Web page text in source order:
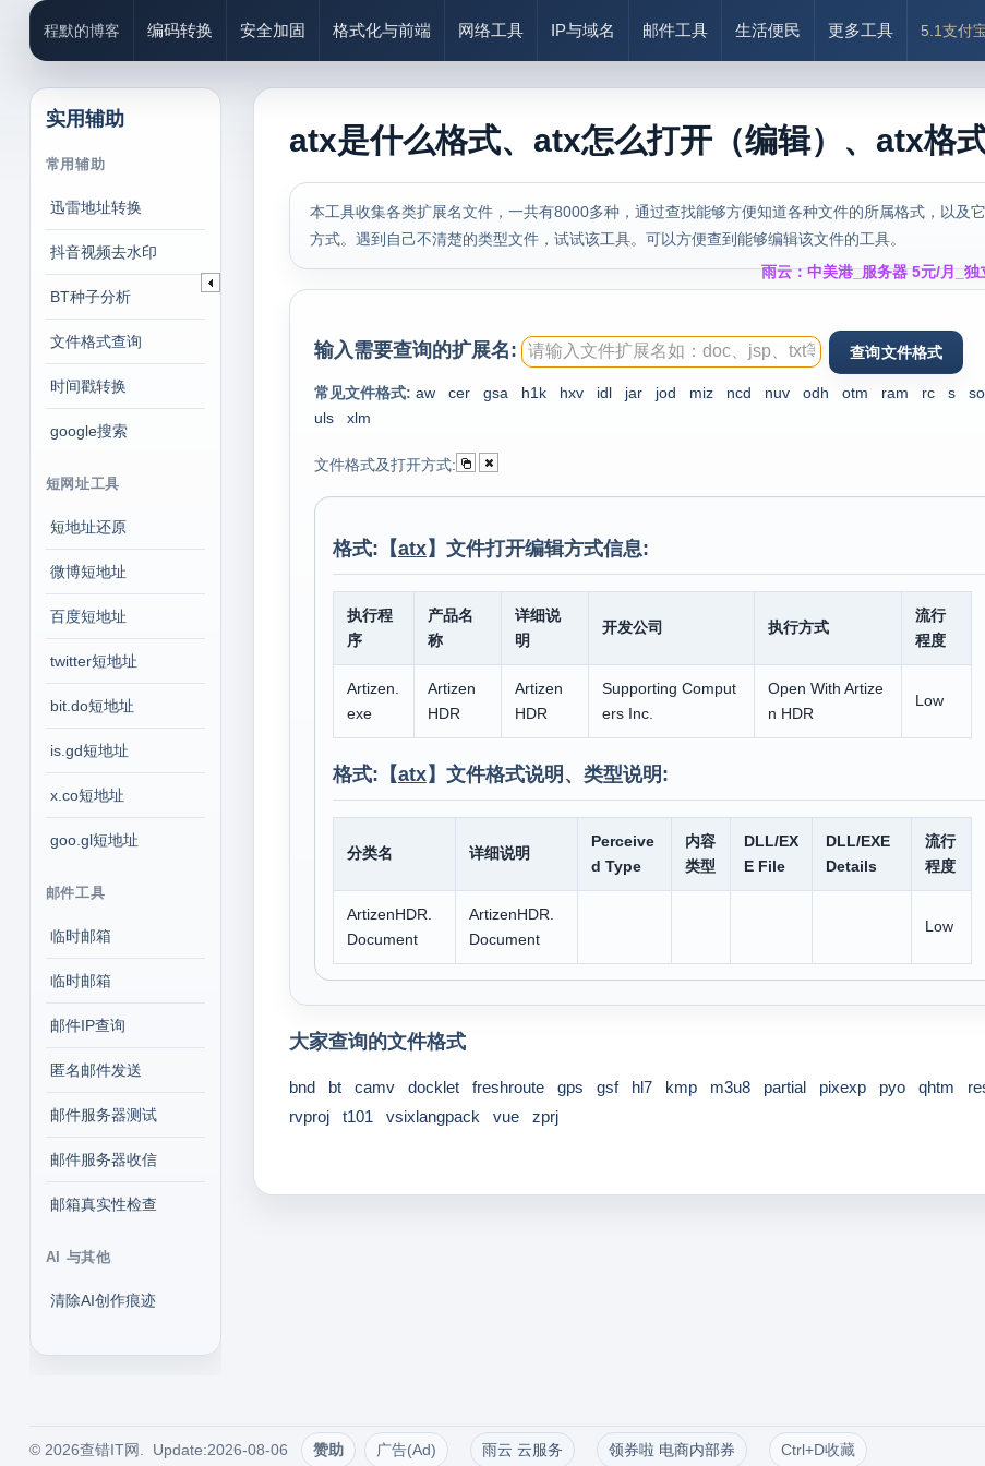
程默的博客 编码转换 安全加固 格式化与前端 网络工具 IP与域名 邮件工具 生活便民 更多工具 5.1支付
实用辅助
常用辅助
迅雷地址转换
抖音视频去水印
BT种子分析
文件格式查询
时间戳转换
google搜索
短网址工具
短地址还原
微博短地址
百度短地址
twitter短地址
bit.do短地址
is.gd短地址
x.co短地址
goo.gl短地址
邮件工具
临时邮箱
临时邮箱
邮件IP查询
匿名邮件发送
邮件服务器测试
邮件服务器收信
邮箱真实性检查
AI 与其他
清除AI创作痕迹
atx是什么格式、atx怎么打开（编辑）、atx格
本工具收集各类扩展名文件，一共有8000多种，通过查找能够方便知道各种文件的所属格式，以及
方式。遇到自己不清楚的类型文件，试试该工具。可以方便查到能够编辑该文件的工具。
雨云：中美港_服务器 5元/月_独
输入需要查询的扩展名:
常见文件格式: aw cer gsa h1k hxv idl jar jod miz ncd nuv odh otm ram rc s
uls
xlm
文件格式及打开方式:
格式:【atx】文件打开编辑方式信息:
执行程
序
产品名
称
详细说
明
开发公司 执行方式
流行
程度
Artizen.
exe
Artizen
HDR
Artizen
HDR
Supporting Comput
ers Inc.
Open With Artize
n HDR
Low
格式:【atx】文件格式说明、类型说明:
分类名 详细说明
Perceive
d Type
内容
类型
DLL/EX
E File
DLL/EXE
Details
流行
程度
ArtizenHDR.
Document
ArtizenHDR.
Document
Low
大家查询的文件格式
bnd bt camv docklet freshroute gps gsf hl7 kmp m3u8 partial pixexp pyo qhtm
rvproj
t101 vsixlangpack vue zprj
© 2026查错IT网. Update:2026-08-06 赞助 广告(Ad) 雨云 云服务 领券啦 电商内部券 Ctrl+D收藏